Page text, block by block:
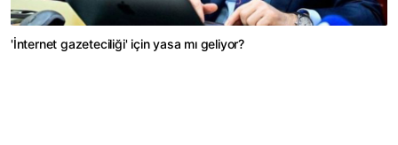
'İnternet gazeteciliği' için yasa mı geliyor?